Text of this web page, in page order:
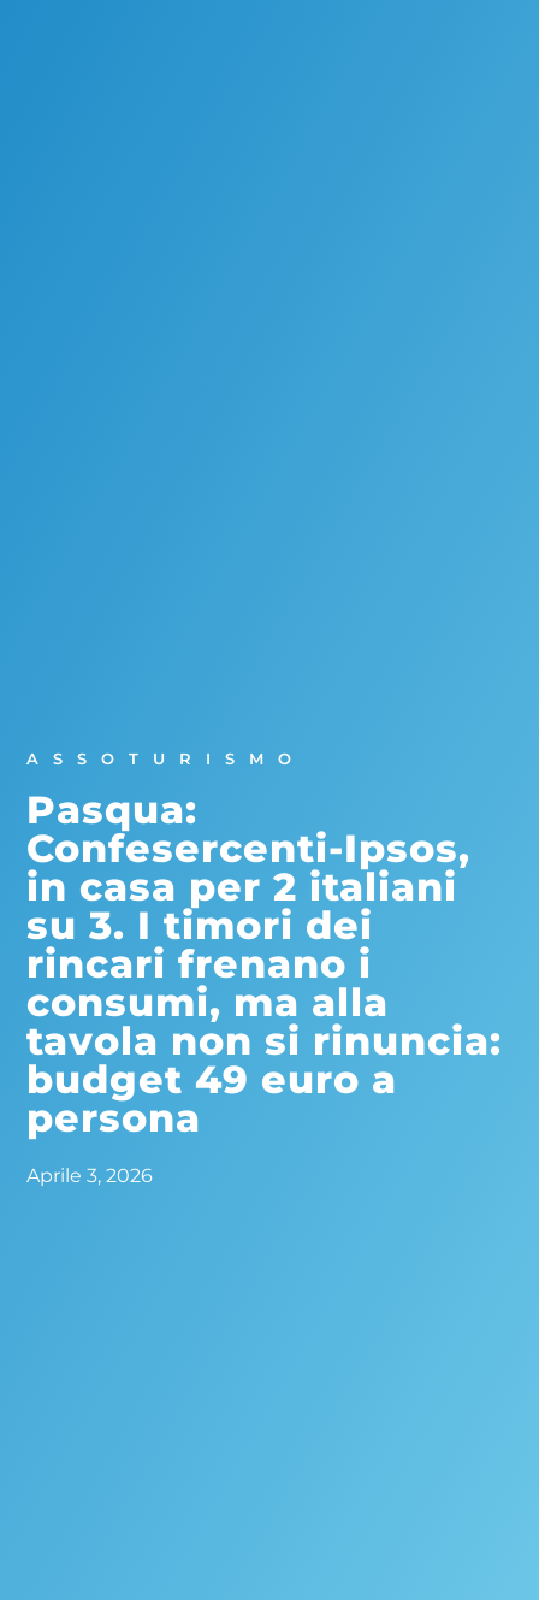
ASSOTURISMO
Pasqua:
Confesercenti-Ipsos,
in casa per 2 italiani
su 3. I timori dei
rincari frenano i
consumi, ma alla
tavola non si rinuncia:
budget 49 euro a
persona
Aprile 3, 2026